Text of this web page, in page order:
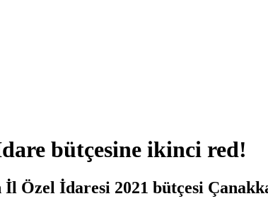
bütçesine ikinci red!
İl Özel İdaresi 2021 bütçesi